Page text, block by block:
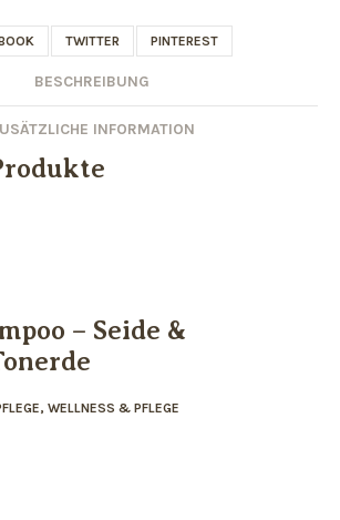
TWITTER PINTEREST
BESCHREIBUNG
INFORMATION
– Seide &
, WELLNESS & PFLEGE